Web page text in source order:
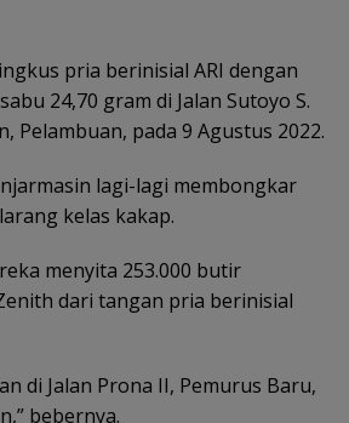
pria berinisial ARI dengan
24,70 gram di Jalan Sutoyo S.
Pelambuan, pada 9 Agustus 2022.
lagi-lagi membongkar
kelas kakap.
menyita 253.000 butir
dari tangan pria berinisial
di Jalan Prona II, Pemurus Baru,
bebernya.